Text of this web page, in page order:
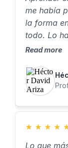
me había
la forma
todo. Lo hace con tanta emoción y claridad,
que dan
con IA no
algo que
Read more
★ ★ ★ ★
Lo que